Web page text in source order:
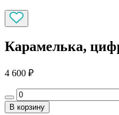
Карамелька,
4 600 ₽
В корзину